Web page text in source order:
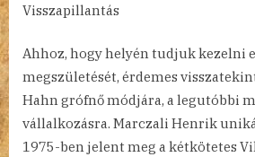
Visszapillantás
Ahhoz, hogy helyén tudjuk kezelni
megszületését, érdemes
Hahn grófnő módjára, a legutóbbi
vállalkozásra. Marczali Henrik
1975-ben jelent meg a kétkötetes